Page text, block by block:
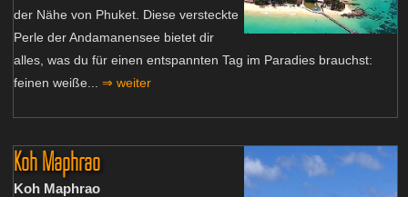
der Nähe von Phuket. Diese versteckte
Perle der Andamanensee bietet dir
alles, was du für einen entspannten Tag im Paradies brauchst:
feinen weiße... ⇒ weiter
Koh Maphrao
Koh Maphrao